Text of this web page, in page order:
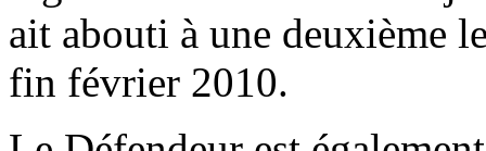
ait abouti à une deuxième
fin février 2010.